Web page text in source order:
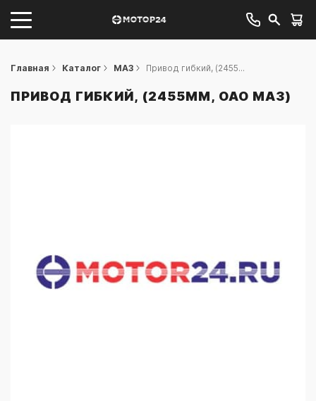
Главная Каталог МАЗ Привод гибкий, (2455...
ПРИВОД ГИБКИЙ, (2455ММ, ОАО МАЗ)